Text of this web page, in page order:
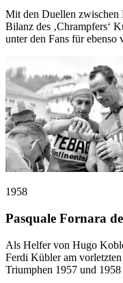
Mit den Duellen zwischen
Bilanz des ‚Chrampfers‘
unter den Fans für
1958
Pasquale Fornara
Als Helfer von Hugo
Ferdi Kübler am
Triumphen 1957 und